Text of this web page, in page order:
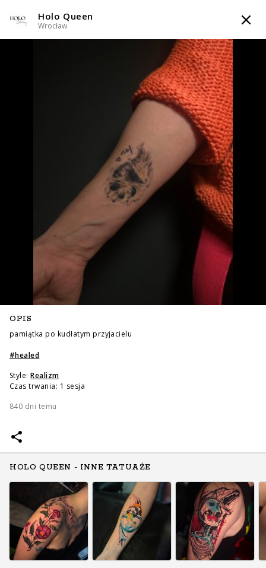
TATTOOARTIST
Holo Queen
Wrocław
Dotwork / Graficzny / Sketch / Line work / Fineline /
Outline / Newschool / Graffiti / Cartoon / Surrealizm / Horror /
Watercolor
WIADOMOŚĆ
WZORY SKLEP INFO
Holo Queen
Wrocław
OPIS
pamiątka po kudłatym przyjacielu
#healed
Style: Realizm
Czas trwania: 1 sesja
840 dni temu
HOLO QUEEN - INNE TATUAŻE